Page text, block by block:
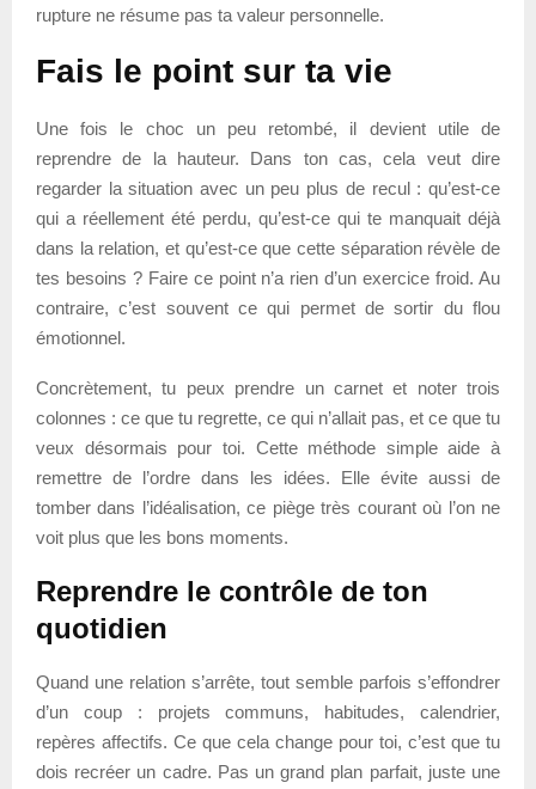
rupture ne résume pas ta valeur personnelle.
Fais le point sur ta vie
Une fois le choc un peu retombé, il devient utile de
reprendre de la hauteur. Dans ton cas, cela veut dire
regarder la situation avec un peu plus de recul : qu’est-ce
qui a réellement été perdu, qu’est-ce qui te manquait déjà
dans la relation, et qu’est-ce que cette séparation révèle de
tes besoins ? Faire ce point n’a rien d’un exercice froid. Au
contraire, c’est souvent ce qui permet de sortir du flou
émotionnel.
Concrètement, tu peux prendre un carnet et noter trois
colonnes : ce que tu regrette, ce qui n’allait pas, et ce que tu
veux désormais pour toi. Cette méthode simple aide à
remettre de l’ordre dans les idées. Elle évite aussi de
tomber dans l’idéalisation, ce piège très courant où l’on ne
voit plus que les bons moments.
Reprendre le contrôle de ton
quotidien
Quand une relation s’arrête, tout semble parfois s’effondrer
d’un coup : projets communs, habitudes, calendrier,
repères affectifs. Ce que cela change pour toi, c’est que tu
dois recréer un cadre. Pas un grand plan parfait, juste une